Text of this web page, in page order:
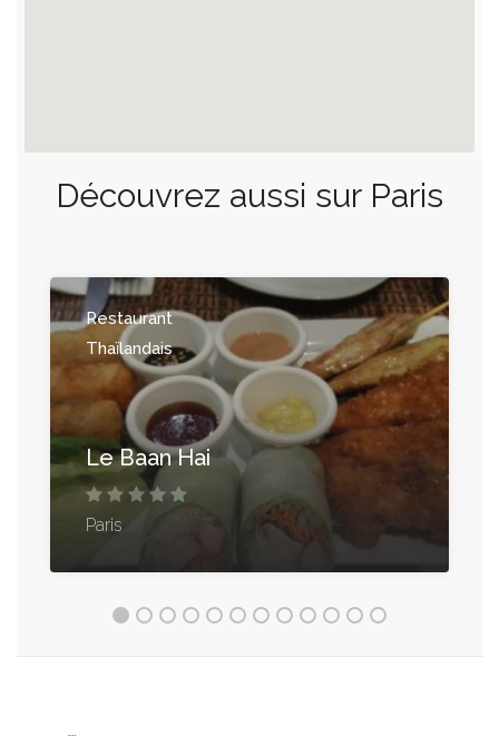
Découvrez aussi sur Paris
Restaurant
Thaïlandais
Le Baan Hai
Paris